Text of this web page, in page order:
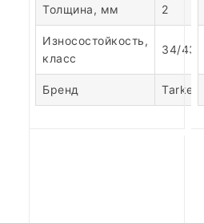
Толщина, мм
2
Износостойкость,
класс
34/43
Бренд Tarkett